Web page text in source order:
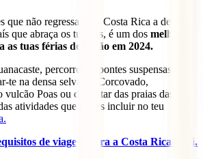
que não regressam da Costa Rica a delirar.
que abraça os turistas, é um dos melhores
as tuas férias de verão em 2024.
percorrer as pontes suspensas de
te na densa selva do Corcovado,
Poas ou desfrutar das praias das
atividades que podes incluir no teu
de viagem para a Costa Rica aqui.